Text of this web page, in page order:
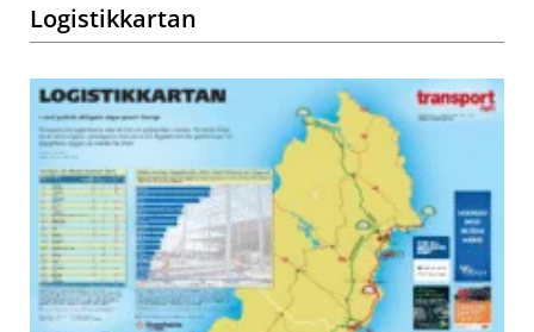
Logistikkartan